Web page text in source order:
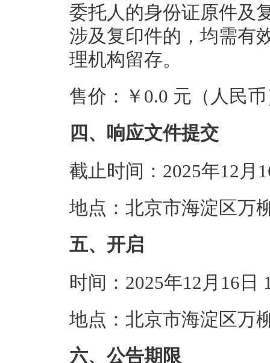
委托人的身份证原件及
涉及复印件的，均需有
理机构留存。
售价：￥0.0 元（人民
四、响应文件提交
截止时间：2025年12月
地点：北京市海淀区万
五、开启
时间：2025年12月16日
地点：北京市海淀区万
六、公告期限